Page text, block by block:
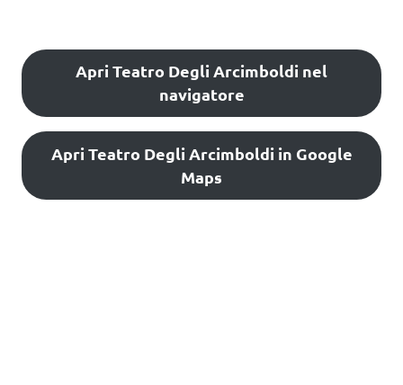
Apri Teatro Degli Arcimboldi nel
navigatore
Apri Teatro Degli Arcimboldi in Google
Maps